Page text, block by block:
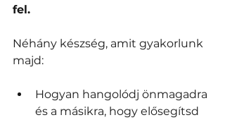
fel.
Néhány készség, amit gyakorlunk
majd:
Hogyan hangolódj önmagadra
és a másikra, hogy elősegítsd